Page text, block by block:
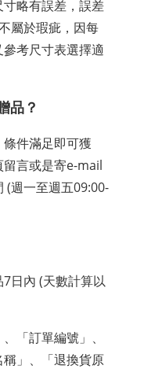
略有誤差，誤差
屬於瑕疵，因每
考尺寸表選擇適
品？
件滿足即可獲
言或是寄e-mail
(週一至週五09:00-
日內 (天數計算以
「訂單編號」、
稱」、「退換貨原